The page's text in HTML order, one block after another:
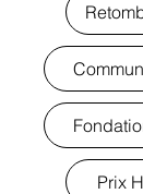
Prix